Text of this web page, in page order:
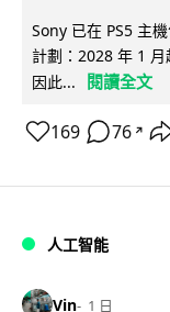
Sony 已在 PS5 主
計劃：2028 年 1
因此...
閱讀全文
169 76 ↗
人工智能
Vin 1 日